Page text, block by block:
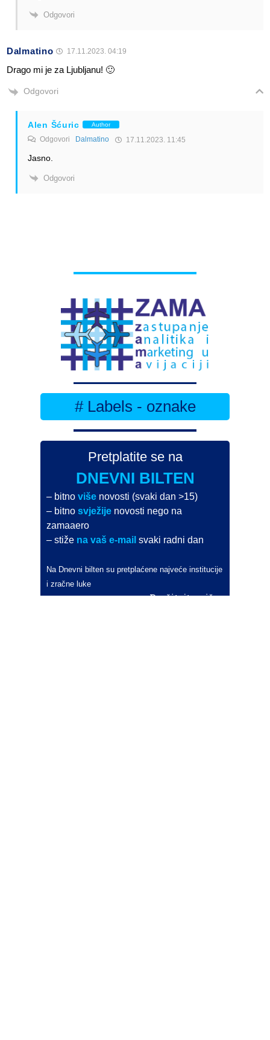
Odgovori
Dalmatino 17.11.2023. 04:19
Drago mi je za Ljubljanu! 🙂
Odgovori
Alen Šćuric Author
Odgovori Dalmatino 17.11.2023. 11:45
Jasno.
Odgovori
# Labels - oznake
Pretplatite se na
DNEVNI BILTEN
– bitnoviše novosti (svaki dan >15)
– bitnosvježije novosti nego na
zamaaero
– stiže na vaš e-mail svaki radni dan
Na Dnevni bilten su pretplaćene najveće institucije
i zračne luke
Pročitajte više>